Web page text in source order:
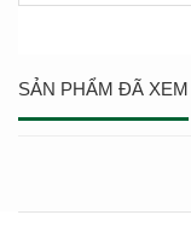
SẢN PHẨM ĐÃ XEM